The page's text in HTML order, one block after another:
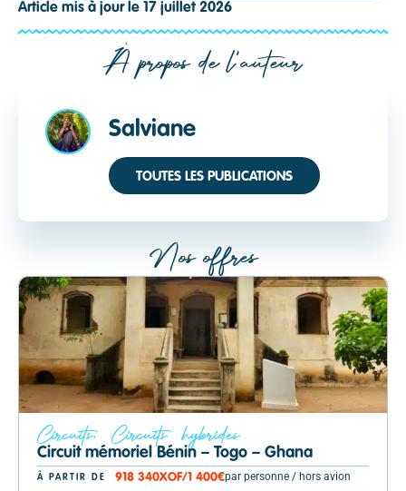
Article mis à jour le 17 juillet 2026
À propos de l'auteur
Salviane
TOUTES LES PUBLICATIONS
Nos offres
Circuits, Circuits hybrides
Circuit mémoriel Bénin – Togo – Ghana
À PARTIR DE 918 340XOF/1 400€par personne / hors avion